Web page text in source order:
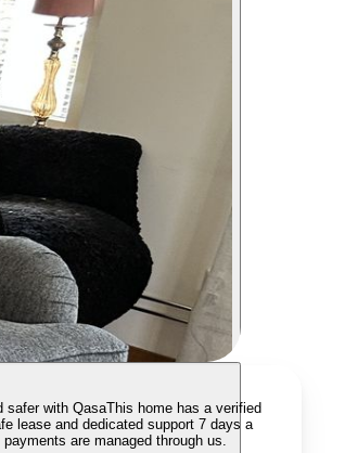
safer with QasaThis home has a verified
lease and dedicated support 7 days a
are managed through us.